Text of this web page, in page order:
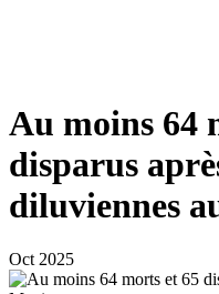
Au moins 64
disparus
diluviennes
Oct 2025